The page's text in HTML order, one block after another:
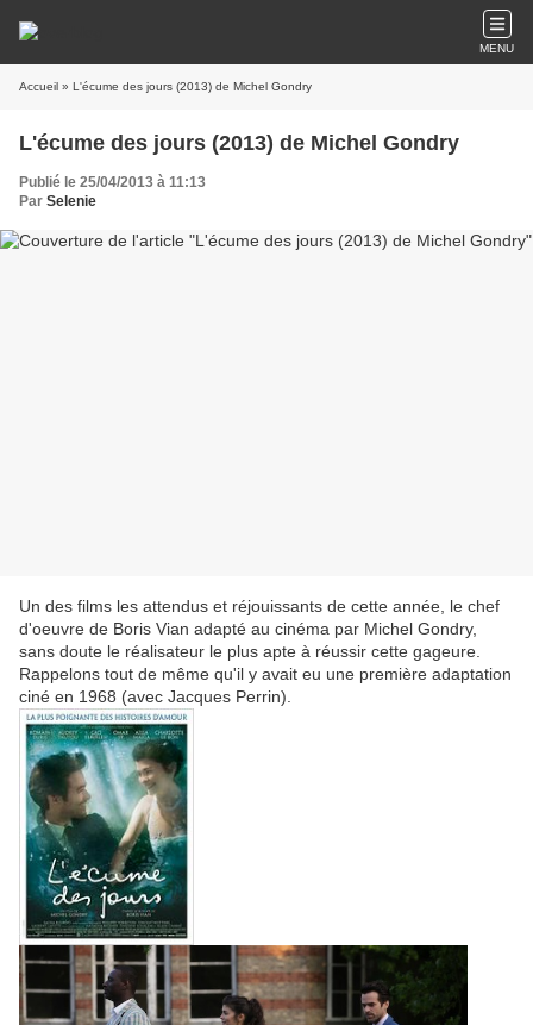
MENU
Accueil » L'écume des jours (2013) de Michel Gondry
L'écume des jours (2013) de Michel Gondry
Publié le 25/04/2013 à 11:13
Par Selenie
Un des films les attendus et réjouissants de cette année, le chef
d'oeuvre de Boris Vian adapté au cinéma par Michel Gondry,
sans doute le réalisateur le plus apte à réussir cette gageure.
Rappelons tout de même qu'il y avait eu une première adaptation
ciné en 1968 (avec Jacques Perrin).